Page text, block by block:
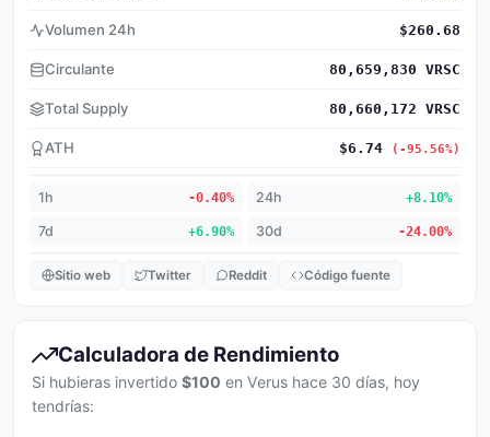
Volumen 24h $260.68
Circulante 80,659,830 VRSC
Total Supply 80,660,172 VRSC
ATH $6.74 (-95.56%)
1h -0.40% 24h +8.10%
7d +6.90% 30d -24.00%
Sitio web Twitter Reddit Código fuente
Calculadora de Rendimiento
Si hubieras invertido $100 en Verus hace 30 días, hoy
tendrías: